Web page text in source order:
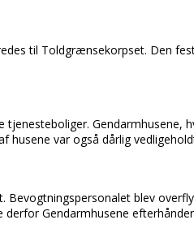
til Toldgrænsekorpset. Den
Gendarmhusene,
husene var også dårlig
blev
Gendarmhusene